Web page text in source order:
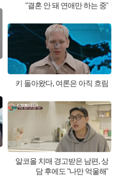
"결혼 안 돼 연애만 하는 중"
키 돌아왔다, 여론은 아직 흐림
알코올 치매 경고받은 남편, 상
담 후에도 "나만 억울해"